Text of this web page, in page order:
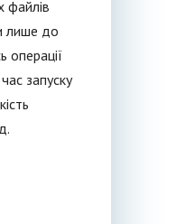
файлів
лише до
операції
запуску